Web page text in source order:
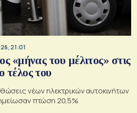
21:01
«μήνας του μέλιτος» στις
του
νέων ηλεκτρικών αυτοκινήτων
πτώση 20,5%